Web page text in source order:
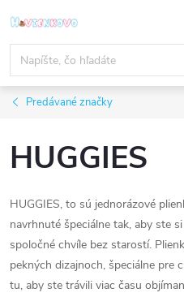
na
obsah
Predávané značky
HUGGIES
HUGGIES, to sú jednorázové
navrhnuté špeciálne tak, aby ste
spoločné chvíle bez starostí.
pekných dizajnoch, špeciálne pre
tu, aby ste trávili viac času